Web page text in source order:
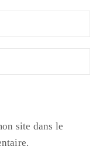
site dans le